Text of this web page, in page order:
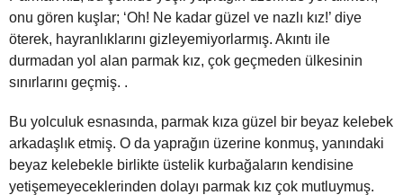
onu gören kuşlar; ‘Oh! Ne kadar güzel ve nazlı kız!’ diye
öterek, hayranlıklarını gizleyemiyorlarmış. Akıntı ile
durmadan yol alan parmak kız, çok geçmeden ülkesinin
sınırlarını geçmiş. .
Bu yolculuk esnasında, parmak kıza güzel bir beyaz kelebek
arkadaşlık etmiş. O da yaprağın üzerine konmuş, yanındaki
beyaz kelebekle birlikte üstelik kurbağaların kendisine
yetişemeyeceklerinden dolayı parmak kız çok mutluymuş.